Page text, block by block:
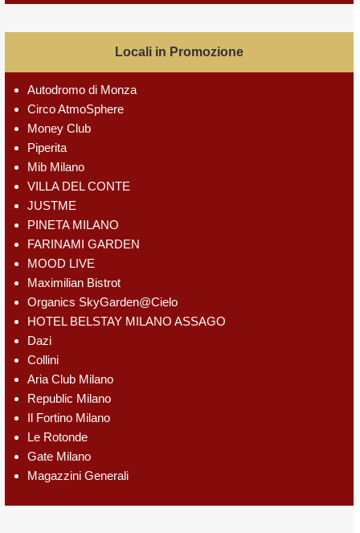
Locali in Promozione
Autodromo di Monza
Circo AtmoSphere
Money Club
Piperita
Mib Milano
VILLA DEL CONTE
JUSTME
PINETA MILANO
FARINAMI GARDEN
MOOD LIVE
Maximilian Bistrot
Organics SkyGarden@Cielo
HOTEL BELSTAY MILANO ASSAGO
Dazi
Collini
Aria Club Milano
Republic Milano
Il Fortino Milano
Le Rotonde
Gate Milano
Magazzini Generali